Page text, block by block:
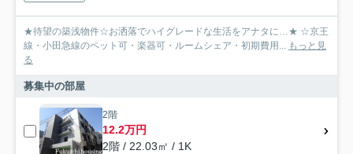
★待望の築浅物件☆お洒落でハイグレードな生活をアナタに…★ ☆京王
線・小田急線のペット可・楽器可・ルームシェア・初期費用... もっと見
る
募集中の部屋
2階
12.2万円
2階 / 22.03㎡ / 1K